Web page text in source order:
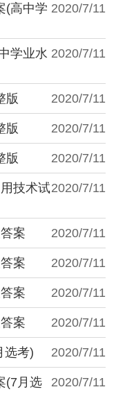
2020/7/11
(高中学
2020/7/11
学业水
2020/7/11
版
2020/7/11
版
2020/7/11
版
2020/7/11
技术试
2020/7/11
案
2020/7/11
案
2020/7/11
案
2020/7/11
案
2020/7/11
选考)
2020/7/11
(7月选